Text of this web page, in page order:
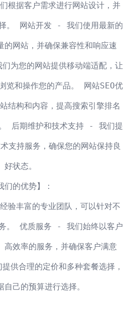
根据客户需求进行网站设计，并
。 网站开发 - 我们使用最新的
的网站，并确保兼容性和响应速
为您的网站提供移动端适配，让
览和操作您的产品。 网站SEO优
构和内容，提高搜索引擎排名
后期维护和技术支持 - 我们提
支持服务，确保您的网站保持良
好状态。
们的优势】：
丰富的专业团队，可以针对不
。 优质服务 - 我们始终以客户
高效率的服务，并确保客户满意
合理的定价和多种套餐选择，
自己的预算进行选择。